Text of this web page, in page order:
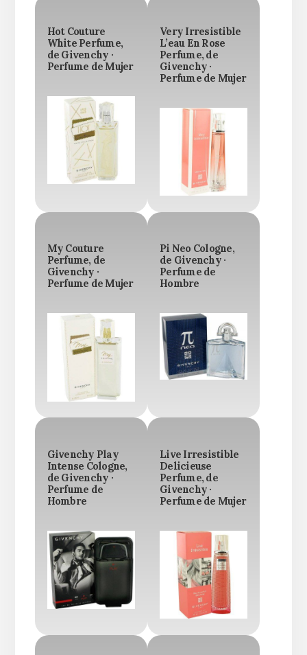
Hot Couture
White Perfume,
de Givenchy ·
Perfume de Mujer
Very Irresistible
L’eau En Rose
Perfume, de
Givenchy ·
Perfume de Mujer
My Couture
Perfume, de
Givenchy ·
Perfume de Mujer
Pi Neo Cologne,
de Givenchy ·
Perfume de
Hombre
Givenchy Play
Intense Cologne,
de Givenchy ·
Perfume de
Hombre
Live Irresistible
Delicieuse
Perfume, de
Givenchy ·
Perfume de Mujer